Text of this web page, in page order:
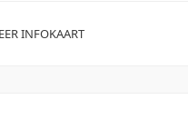
INFOKAART